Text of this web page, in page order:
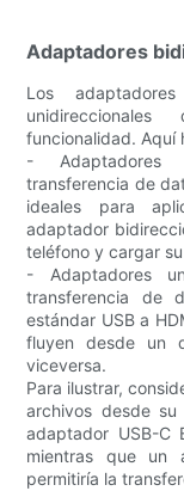
Adaptadores
Los
funcionalidad. Aquí
- Adaptadores
transferencia de
ideales para
adaptador
teléfono y cargar
- Adaptadores
transferencia de
estándar USB a
fluyen desde un
viceversa.
Para ilustrar,
archivos desde
adaptador USB-C
mientras que un
permitiría la